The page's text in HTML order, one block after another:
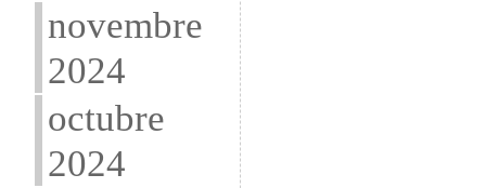
novembre
2024
octubre
2024